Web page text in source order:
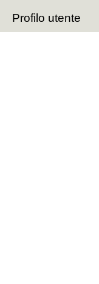
Profilo utente
Schede primarie